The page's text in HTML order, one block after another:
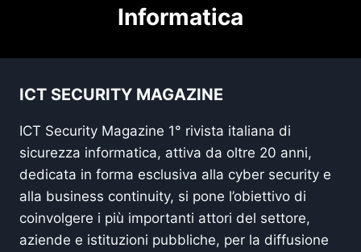
Informatica
ICT SECURITY MAGAZINE
ICT Security Magazine 1° rivista italiana di
sicurezza informatica, attiva da oltre 20 anni,
dedicata in forma esclusiva alla cyber security e
alla business continuity, si pone l’obiettivo di
coinvolgere i più importanti attori del settore,
aziende e istituzioni pubbliche, per la diffusione